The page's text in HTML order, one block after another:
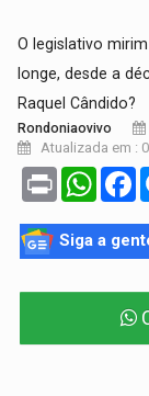
O legislativo
longe, desde a
Raquel Cândido?
Rondoniaovivo
Atualizada em :
Print
Siga a